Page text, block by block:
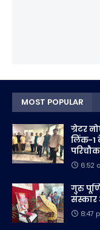
MOST POPULAR
ग्रेटर
लिंक-1
6:52
गुरु
संस्कार
8:47